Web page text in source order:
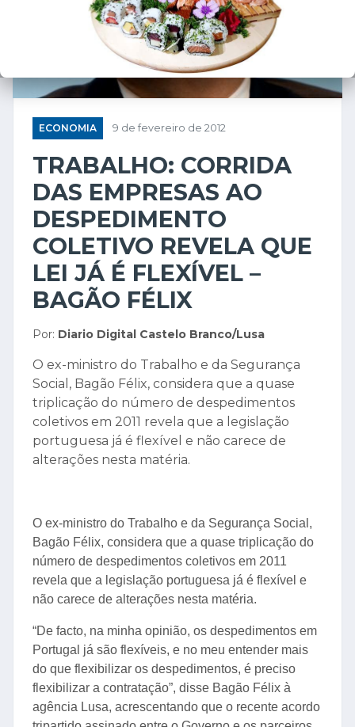
ECONOMIA 9 de fevereiro de 2012
TRABALHO: CORRIDA
DAS EMPRESAS AO
DESPEDIMENTO
COLETIVO REVELA QUE
LEI JÁ É FLEXÍVEL –
BAGÃO FÉLIX
Por: Diario Digital Castelo Branco/Lusa
O ex-ministro do Trabalho e da Segurança
Social, Bagão Félix, considera que a quase
triplicação do número de despedimentos
coletivos em 2011 revela que a legislação
portuguesa já é flexível e não carece de
alterações nesta matéria.
O ex-ministro do Trabalho e da Segurança Social,
Bagão Félix, considera que a quase triplicação do
número de despedimentos coletivos em 2011
revela que a legislação portuguesa já é flexível e
não carece de alterações nesta matéria.
“De facto, na minha opinião, os despedimentos em
Portugal já são flexíveis, e no meu entender mais
do que flexibilizar os despedimentos, é preciso
flexibilizar a contratação”, disse Bagão Félix à
agência Lusa, acrescentando que o recente acordo